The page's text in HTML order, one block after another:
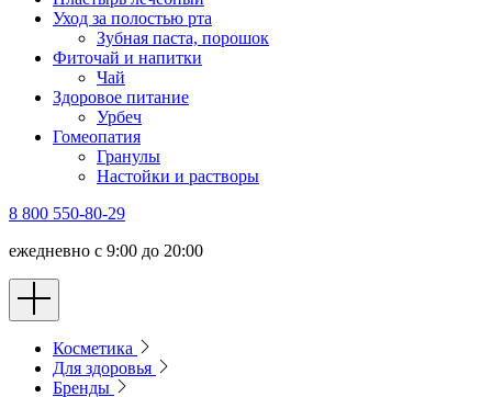
Уход за полостью рта
Зубная паста, порошок
Фиточай и напитки
Чай
Здоровое питание
Урбеч
Гомеопатия
Гранулы
Настойки и растворы
8 800 550-80-29
ежедневно с 9:00 до 20:00
Косметика
Для здоровья
Бренды